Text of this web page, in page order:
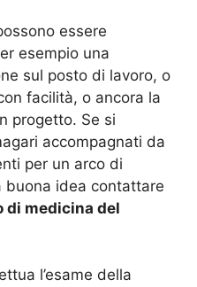
essere
esempio una
sul posto di lavoro, o
facilità, o ancora la
progetto. Se si
accompagnati da
per un arco di
buona idea contattare
di medicina del
l’esame della